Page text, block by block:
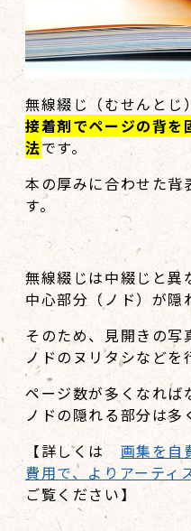
無線綴じ（むせんとじ
接着剤でページの背を
法です。
本の厚みに合わせた背
す。
無線綴じは中綴じと異
中心部分（ノド）が隠
そのため、見開きの写
ノドのヌリタシなどを
ページ数が多くなれば
ノドの隠れる部分は多
【詳しくは 画集を自
費用で、よりアーティ
ご覧ください】